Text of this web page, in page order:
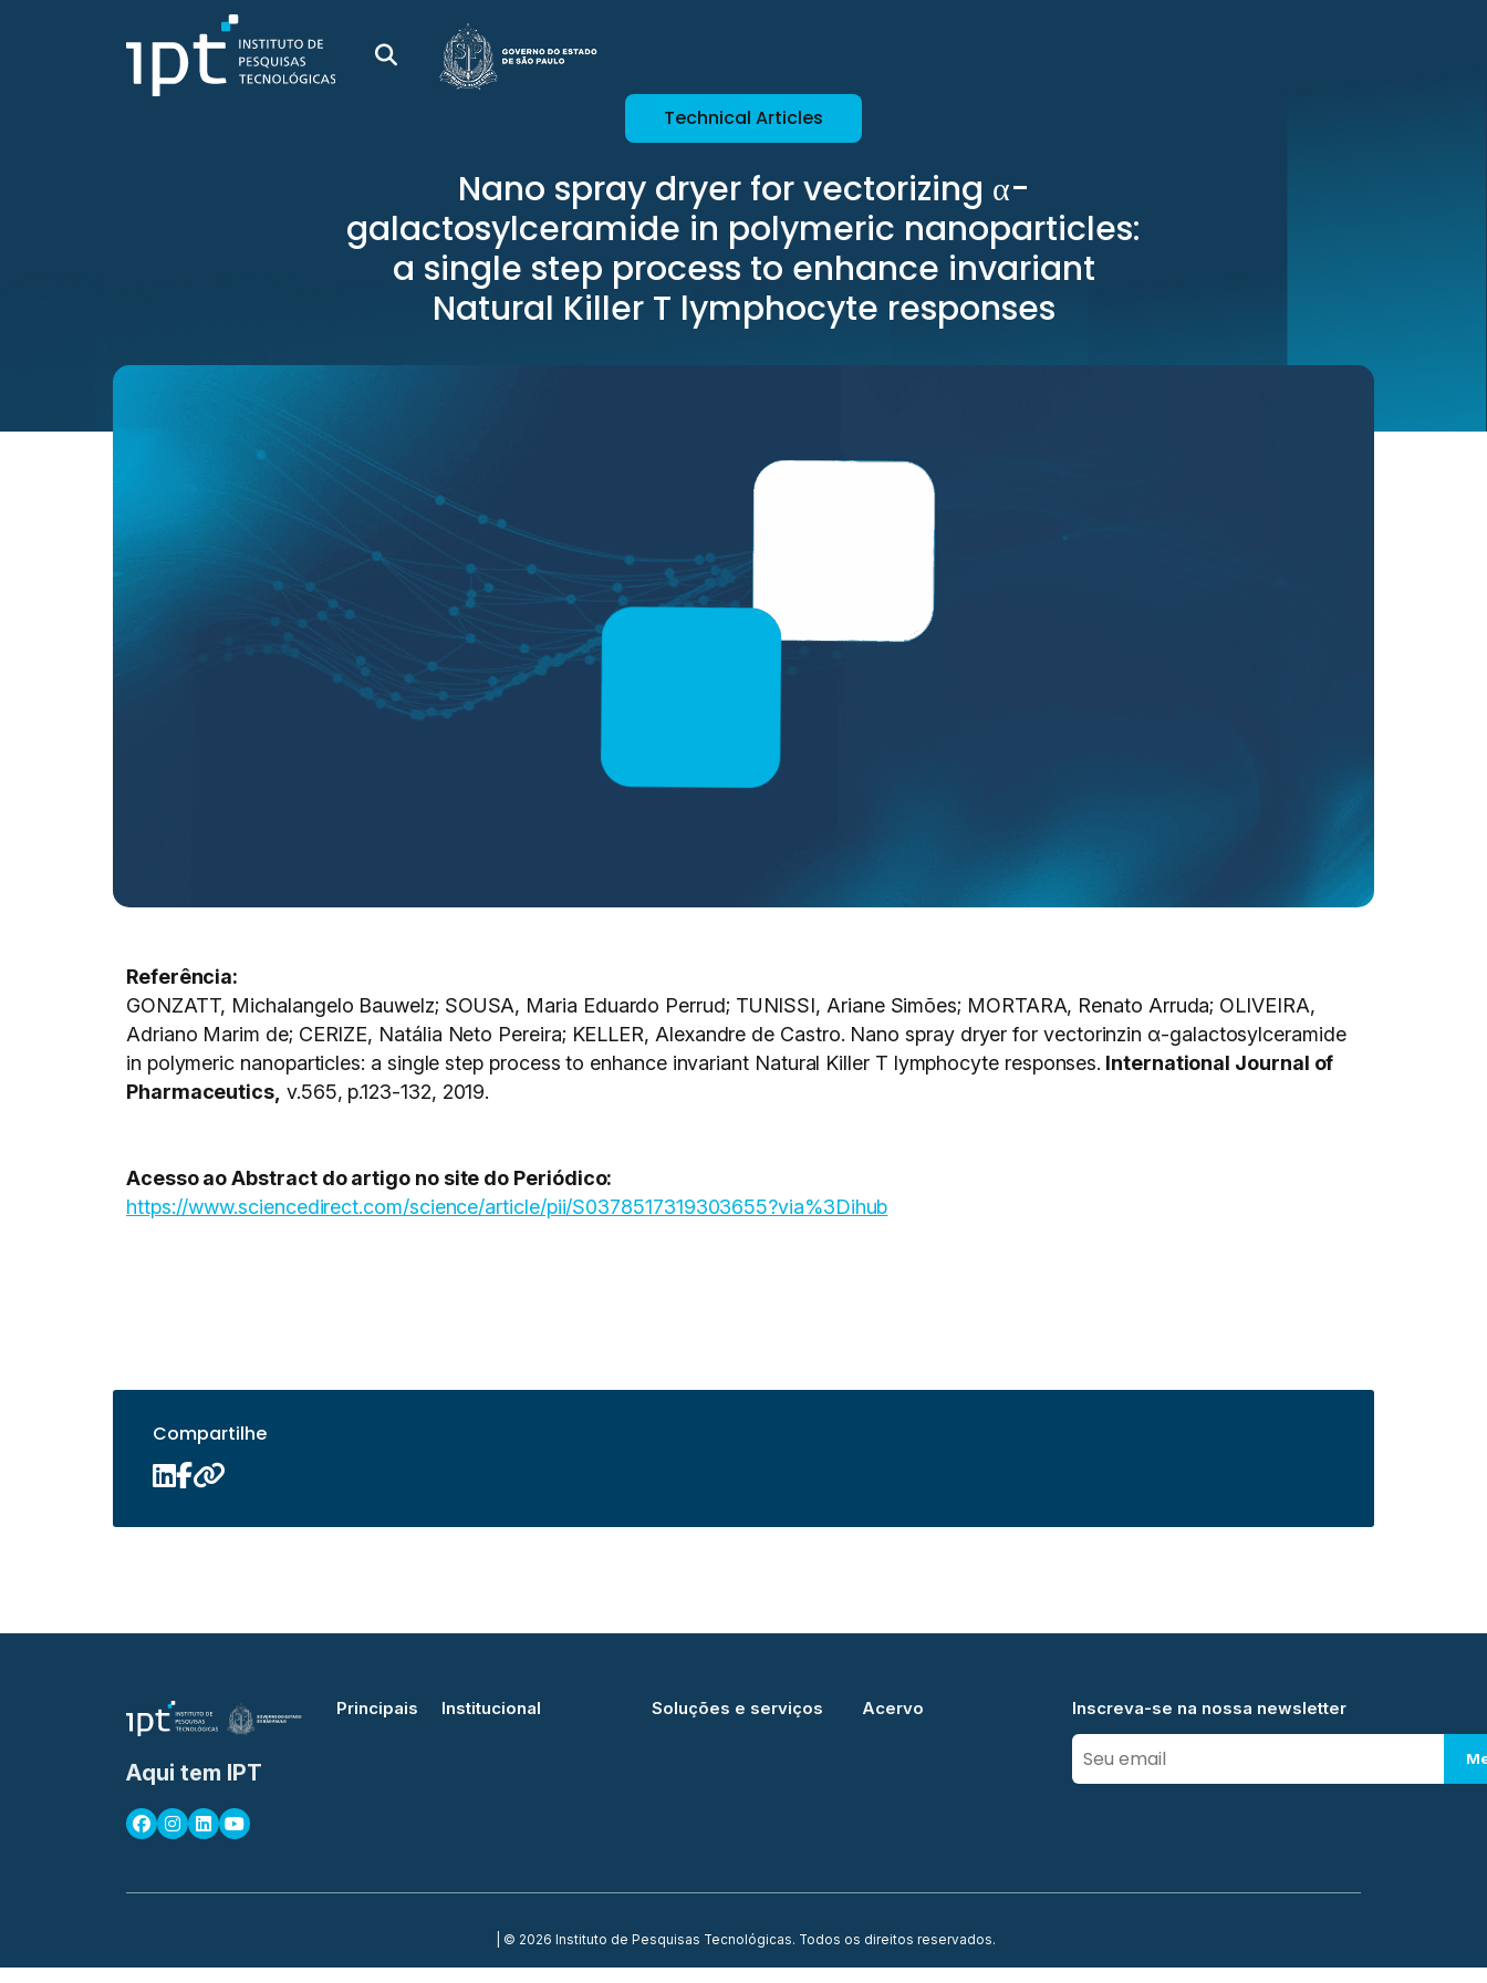
Technical Articles
Nano spray dryer for vectorizing α-
galactosylceramide in polymeric nanoparticles:
a single step process to enhance invariant
Natural Killer T lymphocyte responses
Referência:
GONZATT, Michalangelo Bauwelz; SOUSA, Maria Eduardo Perrud; TUNISSI, Ariane Simões; MORTARA, Renato Arruda; OLIVEIRA,
Adriano Marim de; CERIZE, Natália Neto Pereira; KELLER, Alexandre de Castro. Nano spray dryer for vectorinzin α-galactosylceramide
in polymeric nanoparticles: a single step process to enhance invariant Natural Killer T lymphocyte responses. International Journal of
Pharmaceutics, v.565, p.123-132, 2019.
Acesso ao Abstract do artigo no site do Periódico:
https://www.sciencedirect.com/science/article/pii/S0378517319303655?via%3Dihub
Compartilhe
Aqui tem IPT
Principais Institucional Soluções e serviços Acervo Inscreva-se na nossa newsletter
| © 2026 Instituto de Pesquisas Tecnológicas. Todos os direitos reservados.